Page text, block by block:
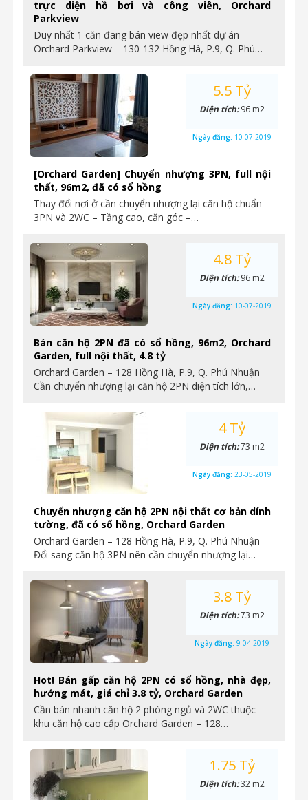
trực diện hồ bơi và công viên, Orchard
Parkview
Duy nhất 1 căn đang bán view đẹp nhất dự án
Orchard Parkview – 130-132 Hồng Hà, P.9, Q. Phú…
[Orchard Garden] Chuyển nhượng 3PN, full nội
thất, 96m2, đã có sổ hồng
Thay đổi nơi ở cần chuyển nhượng lại căn hộ chuẩn
3PN và 2WC – Tầng cao, căn góc –…
5.5 Tỷ
Diện tích:96 m2
Ngày đăng: 10-07-2019
Bán căn hộ 2PN đã có sổ hồng, 96m2, Orchard
Garden, full nội thất, 4.8 tỷ
Orchard Garden – 128 Hồng Hà, P.9, Q. Phú Nhuận
Cần chuyển nhượng lại căn hộ 2PN diện tích lớn,…
4.8 Tỷ
Diện tích:96 m2
Ngày đăng: 10-07-2019
Chuyển nhượng căn hộ 2PN nội thất cơ bản dính
tường, đã có sổ hồng, Orchard Garden
Orchard Garden – 128 Hồng Hà, P.9, Q. Phú Nhuận
Đổi sang căn hộ 3PN nên cần chuyển nhượng lại…
4 Tỷ
Diện tích:73 m2
Ngày đăng: 23-05-2019
Hot! Bán gấp căn hộ 2PN có sổ hồng, nhà đẹp,
hướng mát, giá chỉ 3.8 tỷ, Orchard Garden
Cần bán nhanh căn hộ 2 phòng ngủ và 2WC thuộc
khu căn hộ cao cấp Orchard Garden – 128…
3.8 Tỷ
Diện tích:73 m2
Ngày đăng: 9-04-2019
1.75 Tỷ
Diện tích:32 m2